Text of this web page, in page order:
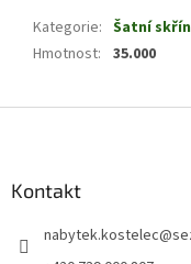
Kategorie: Šatní
Hmotnost: 35.000
Kontakt
nabytek.kostelec@